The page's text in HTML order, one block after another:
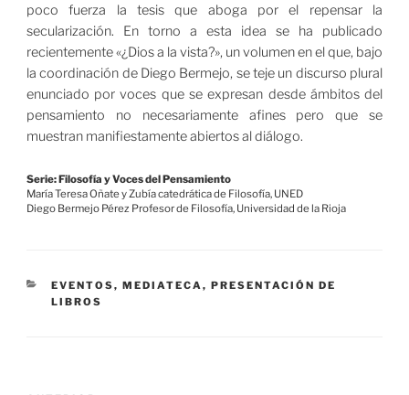
poco fuerza la tesis que aboga por el repensar la
secularización. En torno a esta idea se ha publicado
recientemente «¿Dios a la vista?», un volumen en el que, bajo
la coordinación de Diego Bermejo, se teje un discurso plural
enunciado por voces que se expresan desde ámbitos del
pensamiento no necesariamente afines pero que se
muestran manifiestamente abiertos al diálogo.
Serie: Filosofía y Voces del Pensamiento
María Teresa Oñate y Zubía catedrática de Filosofía, UNED
Diego Bermejo Pérez Profesor de Filosofía, Universidad de la Rioja
CATEGORÍAS
EVENTOS,MEDIATECA,PRESENTACIÓN DE
LIBROS
Navegación